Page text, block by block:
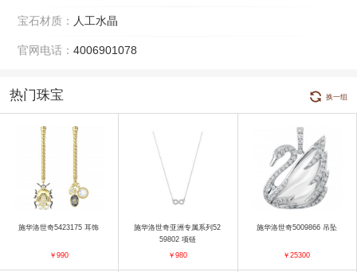
宝石材质： 人工水晶
官网电话： 4006901078
热门珠宝 换一组
施华洛世奇5423175 耳饰
￥990
施华洛世奇亚洲专属系列52
59802 项链
￥980
施华洛世奇5009866 吊坠
￥25300